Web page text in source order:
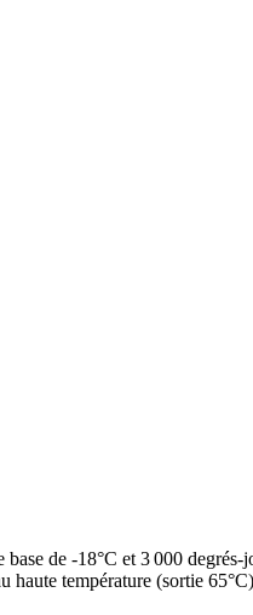
de -18°C et 3 000 degrés-
température (sortie